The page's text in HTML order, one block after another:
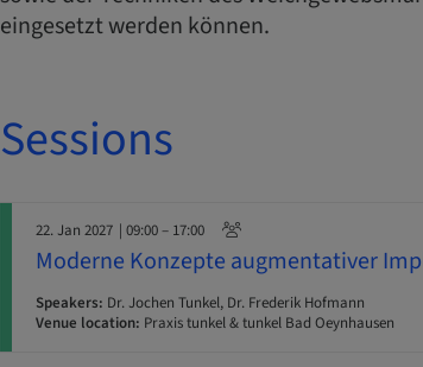
eingesetzt werden können.
Sessions
22. Jan 2027 | 09:00 – 17:00
Moderne Konzepte augmentativer
Speakers: Dr. Jochen Tunkel, Dr. Frederik Hofmann
Venue location: Praxis tunkel & tunkel Bad Oeynhausen